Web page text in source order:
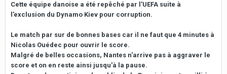
Cette équipe danoise a été repêché par l’UEFA suite à
l’exclusion du Dynamo Kiev pour corruption.
Le match par sur de bonnes bases car il ne faut que 4 minutes à
Nicolas Ouédec pour ouvrir le score.
Malgré de belles occasions, Nantes n'arrive pas à aggraver le
score et on en reste ainsi jusqu'à la pause.